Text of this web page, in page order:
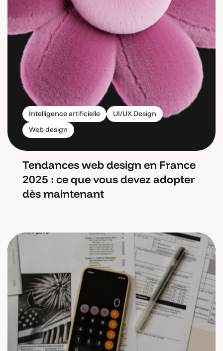
Intelligence artificielle
UI/UX Design
Web design
Tendances web design en France
2025 : ce que vous devez adopter
dès maintenant